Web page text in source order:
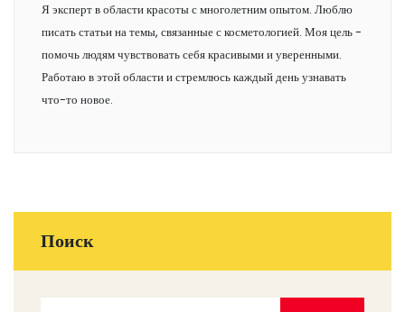
Я эксперт в области красоты с многолетним опытом. Люблю
писать статьи на темы, связанные с косметологией. Моя цель -
помочь людям чувствовать себя красивыми и уверенными.
Работаю в этой области и стремлюсь каждый день узнавать
что-то новое.
Поиск